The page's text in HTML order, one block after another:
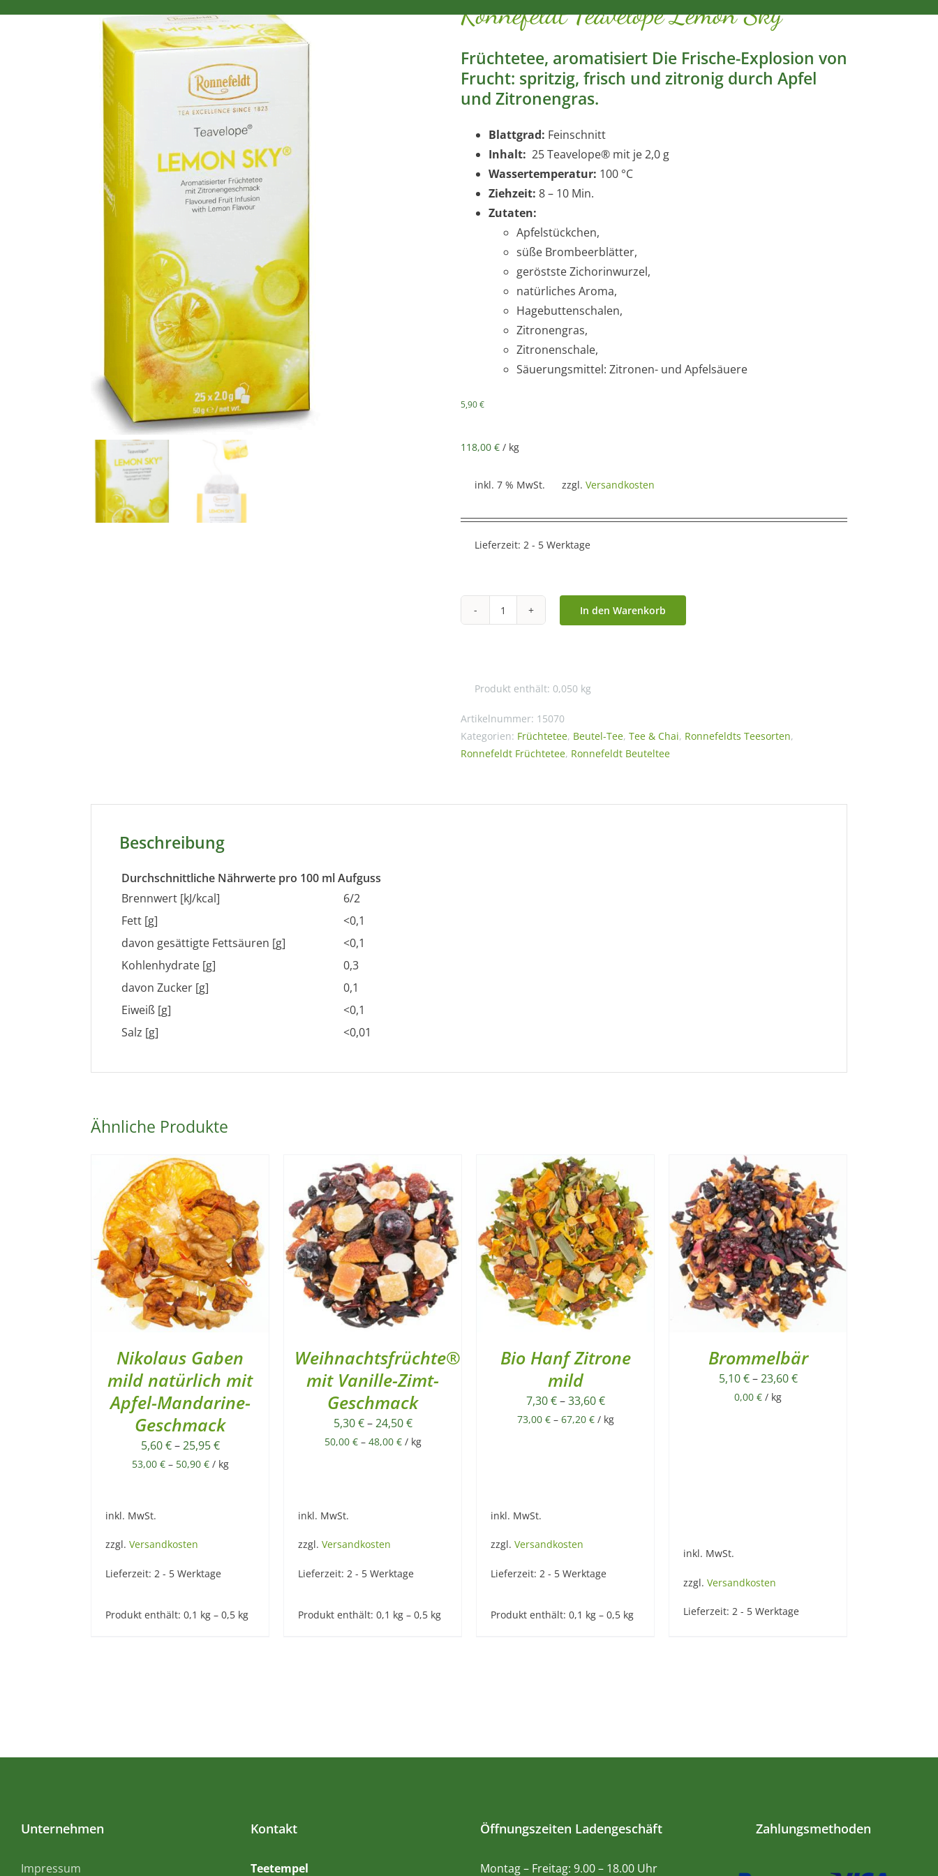
Ronnefeldt Teavelope Lemon Sky
Früchtetee, aromatisiert Die Frische-Explosion von
Frucht: spritzig, frisch und zitronig durch Apfel
und Zitronengras.
Blattgrad: Feinschnitt
Inhalt: 25 Teavelope® mit je 2,0 g
Wassertemperatur: 100 °C
Ziehzeit: 8 – 10 Min.
Zutaten:
Apfelstückchen,
süße Brombeerblätter,
geröstste Zichorinwurzel,
natürliches Aroma,
Hagebuttenschalen,
Zitronengras,
Zitronenschale,
Säuerungsmittel: Zitronen- und Apfelsäuere
5,90€
118,00 € / kg
inkl. 7 % MwSt. zzgl. Versandkosten
Lieferzeit: 2 - 5 Werktage
Ronnefeldt
Menge
In den Warenkorb
Produkt enthält: 0,050 kg
Artikelnummer: 15070
Kategorien: Früchtetee, Beutel-Tee, Tee & Chai, Ronnefeldts Teesorten,
Ronnefeldt Früchtetee, Ronnefeldt Beuteltee
Beschreibung
Durchschnittliche Nährwerte pro 100 ml Aufguss
Brennwert [kJ/kcal]
6/2
Fett [g]
<0,1
davon gesättigte Fettsäuren [g]
<0,1
Kohlenhydrate [g]
0,3
davon Zucker [g]
0,1
Eiweiß [g]
<0,1
Salz [g]
<0,01
Ähnliche Produkte
Nikolaus Gaben
mild natürlich mit
Apfel-Mandarine-
Geschmack
5,60€–25,95€
53,00 €– 50,90 €/ kg
inkl. MwSt.
zzgl. Versandkosten
Lieferzeit: 2 - 5 Werktage
Produkt enthält: 0,1 kg – 0,5 kg
Weihnachtsfrüchte®
mit Vanille-Zimt-
Geschmack
5,30€–24,50€
50,00 €– 48,00 €/ kg
inkl. MwSt.
zzgl. Versandkosten
Lieferzeit: 2 - 5 Werktage
Produkt enthält: 0,1 kg – 0,5 kg
Bio Hanf Zitrone
mild
7,30€–33,60€
73,00 €– 67,20 €/ kg
inkl. MwSt.
zzgl. Versandkosten
Lieferzeit: 2 - 5 Werktage
Produkt enthält: 0,1 kg – 0,5 kg
Brommelbär
5,10€–23,60€
0,00 € / kg
inkl. MwSt.
zzgl. Versandkosten
Lieferzeit: 2 - 5 Werktage
Unternehmen
Impressum
Kontakt
Teetempel
Öffnungszeiten Ladengeschäft
Montag – Freitag: 9.00 – 18.00 Uhr
Zahlungsmethoden